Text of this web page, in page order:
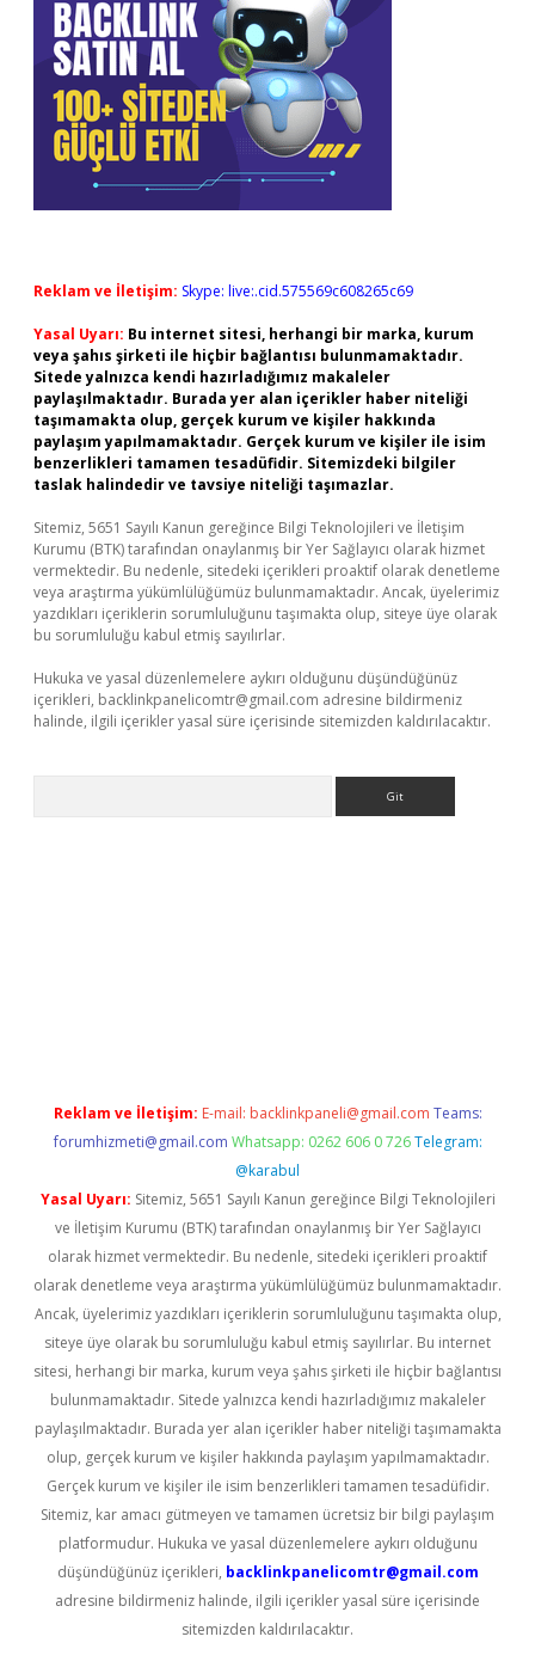
Reklam ve İletişim: Skype: live:.cid.575569c608265c69
Yasal Uyarı: Bu internet sitesi, herhangi bir marka, kurum
veya şahıs şirketi ile hiçbir bağlantısı bulunmamaktadır.
Sitede yalnızca kendi hazırladığımız makaleler
paylaşılmaktadır. Burada yer alan içerikler haber niteliği
taşımamakta olup, gerçek kurum ve kişiler hakkında
paylaşım yapılmamaktadır. Gerçek kurum ve kişiler ile isim
benzerlikleri tamamen tesadüfidir. Sitemizdeki bilgiler
taslak halindedir ve tavsiye niteliği taşımazlar.
Sitemiz, 5651 Sayılı Kanun gereğince Bilgi Teknolojileri ve İletişim
Kurumu (BTK) tarafından onaylanmış bir Yer Sağlayıcı olarak hizmet
vermektedir. Bu nedenle, sitedeki içerikleri proaktif olarak denetleme
veya araştırma yükümlülüğümüz bulunmamaktadır. Ancak, üyelerimiz
yazdıkları içeriklerin sorumluluğunu taşımakta olup, siteye üye olarak
bu sorumluluğu kabul etmiş sayılırlar.
Hukuka ve yasal düzenlemelere aykırı olduğunu düşündüğünüz
içerikleri, backlinkpanelicomtr@gmail.com adresine bildirmeniz
halinde, ilgili içerikler yasal süre içerisinde sitemizden kaldırılacaktır.
Reklam ve İletişim: E-mail: backlinkpaneli@gmail.com Teams:
forumhizmeti@gmail.com Whatsapp: 0262 606 0 726 Telegram:
@karabul
Yasal Uyarı: Sitemiz, 5651 Sayılı Kanun gereğince Bilgi Teknolojileri
ve İletişim Kurumu (BTK) tarafından onaylanmış bir Yer Sağlayıcı
olarak hizmet vermektedir. Bu nedenle, sitedeki içerikleri proaktif
olarak denetleme veya araştırma yükümlülüğümüz bulunmamaktadır.
Ancak, üyelerimiz yazdıkları içeriklerin sorumluluğunu taşımakta olup,
siteye üye olarak bu sorumluluğu kabul etmiş sayılırlar. Bu internet
sitesi, herhangi bir marka, kurum veya şahıs şirketi ile hiçbir bağlantısı
bulunmamaktadır. Sitede yalnızca kendi hazırladığımız makaleler
paylaşılmaktadır. Burada yer alan içerikler haber niteliği taşımamakta
olup, gerçek kurum ve kişiler hakkında paylaşım yapılmamaktadır.
Gerçek kurum ve kişiler ile isim benzerlikleri tamamen tesadüfidir.
Sitemiz, kar amacı gütmeyen ve tamamen ücretsiz bir bilgi paylaşım
platformudur. Hukuka ve yasal düzenlemelere aykırı olduğunu
düşündüğünüz içerikleri, backlinkpanelicomtr@gmail.com
adresine bildirmeniz halinde, ilgili içerikler yasal süre içerisinde
sitemizden kaldırılacaktır.